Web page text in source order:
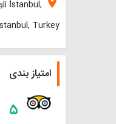
İstanbul,
Turkey
امتیاز بندی
۵